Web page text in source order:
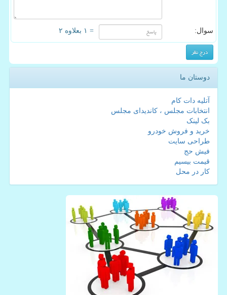
سوال: = ۱ بعلاوه ۲
دوستان ما
آتلیه دات کام
انتخابات مجلس ، کاندیدای مجلس
بک لینک
خرید و فروش خودرو
طراحی سایت
فیش حج
قیمت بیسیم
کار در محل